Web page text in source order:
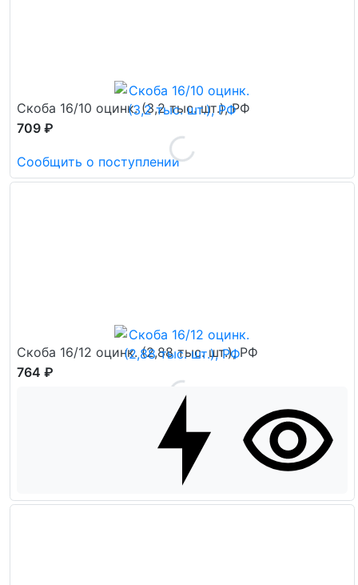
Скоба 16/10 оцинк. (3,2 тыс. шт.), РФ
709 ₽
Сообщить о поступлении
Скоба 16/12 оцинк. (2,88 тыс. шт.), РФ
764 ₽